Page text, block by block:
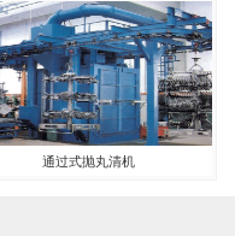
通过式抛丸清机